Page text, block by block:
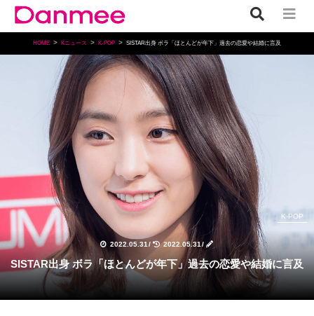
HOME Kニュース K-POP SISTAR出身 ボラ「ほとんどが年下」過去の恋愛や結婚に言及
2022.05.31 / 2022.05.31 /
K-POP
SISTAR出身 ボラ「ほとんどが年下」過去の恋愛や結婚に言及